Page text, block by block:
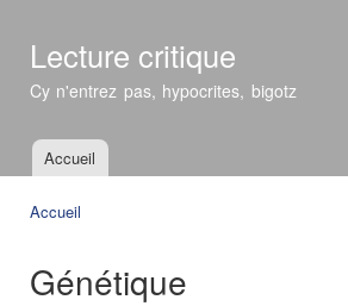
Lecture critique
Cy n'entrez pas, hypocrites, bigotz
Menu principal
Accueil
Accueil
Génétique